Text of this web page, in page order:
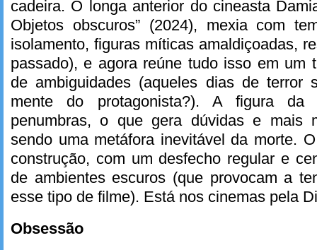
cadeira. O longa anterior do cineasta
Objetos obscuros” (2024), mexia com
isolamento, figuras míticas amaldiçoadas,
passado), e agora reúne tudo isso em um
de ambiguidades (aqueles dias de terror
mente do protagonista?). A figura da
penumbras, o que gera dúvidas e mais
sendo uma metáfora inevitável da morte.
construção, com um desfecho regular e
de ambientes escuros (que provocam a
esse tipo de filme). Está nos cinemas pela
Obsessão